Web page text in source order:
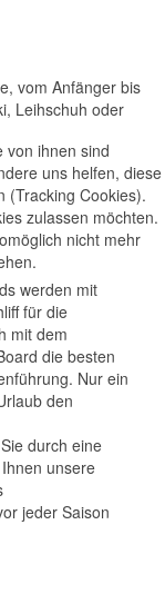
vom Anfänger bis
Leihschuh oder
werden mit
für die
mit dem
die besten
Nur ein
den
durch eine
unsere
jeder Saison
von ihnen sind
uns helfen, diese
(Tracking Cookies).
zulassen möchten.
nicht mehr